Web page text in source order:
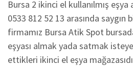
Bursa 2 ikinci el kullanılmış
0533 812 52 13 arasında saygın
firmamız Bursa Atik Spot
eşyası almak yada satmak
ettikleri ikinci el eşya